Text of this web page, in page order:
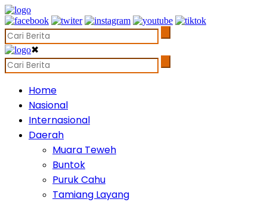
✖
Home
Nasional
Internasional
Daerah
Muara Teweh
Buntok
Puruk Cahu
Tamiang Layang